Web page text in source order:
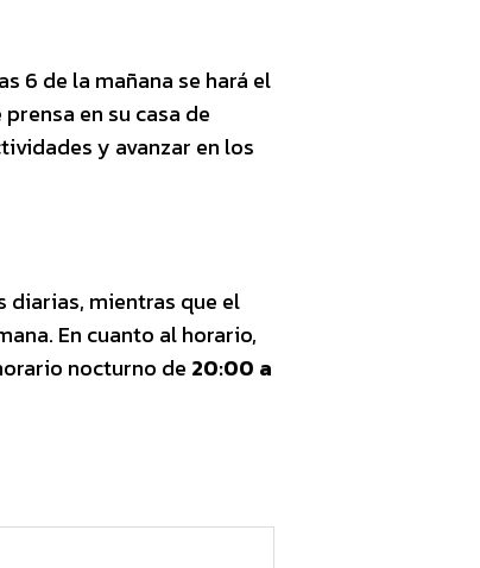
6 de la mañana se hará el
en su casa de
y avanzar en los
mientras que el
En cuanto al horario,
nocturno de 20:00 a